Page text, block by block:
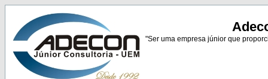
"Ser uma empresa júnior que